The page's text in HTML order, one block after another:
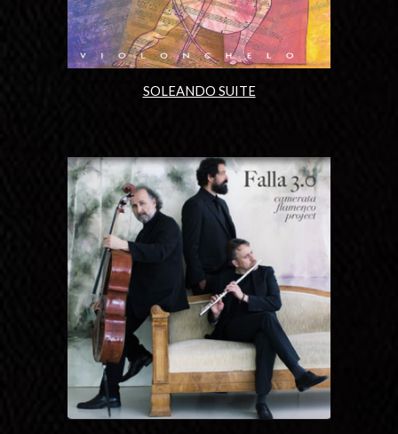
SOLEANDO SUITE